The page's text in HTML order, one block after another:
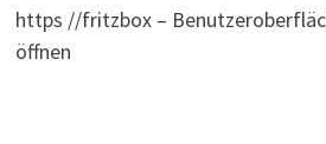
https //fritzbox –
öffnen